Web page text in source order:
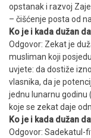
opstanak i razvoj
– čišćenje posta od
Ko je i kada dužan
Odgovor: Zekat je
musliman koji
uvjete: da dostiže
vlasnika, da je
jednu lunarnu godinu
koje se zekat daje
Ko je i kada dužan
Odgovor: Sadekatul-